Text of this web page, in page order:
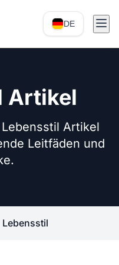
DE
Artikel
Artikel
Leitfäden und
Lebensstil